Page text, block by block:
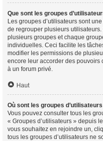
Que sont les groupes
Les groupes d’utilisateurs sont
de regrouper plusieurs
plusieurs groupes et chaque
individuelles. Ceci facilite les
modifier les permissions de
encore leur accorder des
à un forum privé.
Haut
Où sont les groupes
Vous pouvez consulter tous les
« Groupes d’utilisateurs » depuis
vous souhaitez en rejoindre un,
tous les groupes d’utilisateurs ne